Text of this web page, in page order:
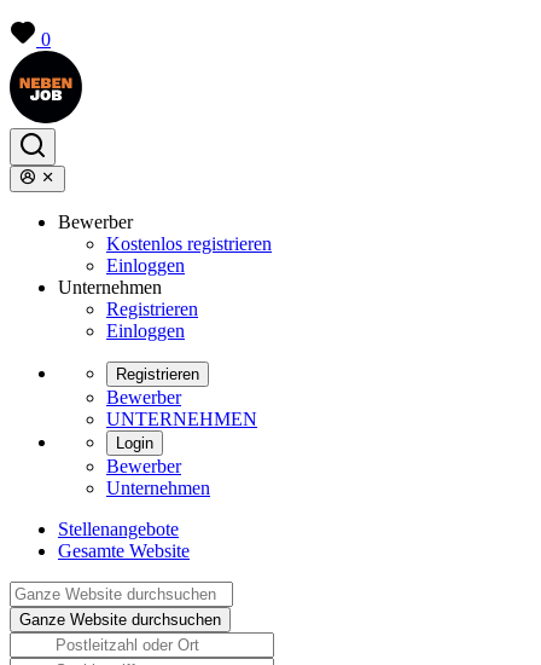
0
Bewerber
Kostenlos registrieren
Einloggen
Unternehmen
Registrieren
Einloggen
Registrieren
Bewerber
UNTERNEHMEN
Login
Bewerber
Unternehmen
Stellenangebote
Gesamte Website